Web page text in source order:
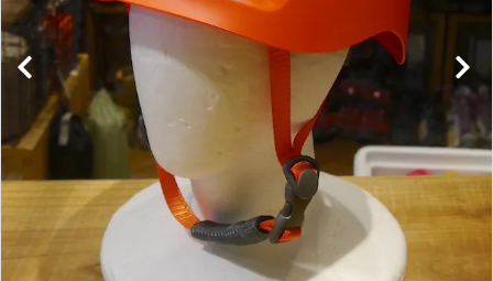
買取案内
レンタル・修理
店舗情報
POLICY
INFORMATION